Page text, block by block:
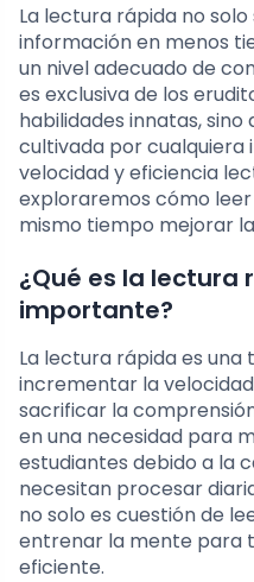
La lectura rápida no
información en menos
un nivel adecuado de
es exclusiva de los
habilidades innatas,
cultivada por cualquiera
velocidad y eficiencia
exploraremos cómo
mismo tiempo mejorar
¿Qué es la lectura
importante?
La lectura rápida es
incrementar la
sacrificar la
en una necesidad para
estudiantes debido a la
necesitan procesar
no solo es cuestión de
entrenar la mente para
eficiente.